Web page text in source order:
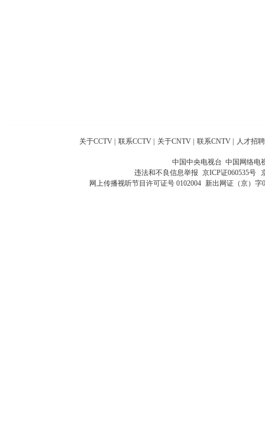
关于CCTV 联系CCTV 关于CNTV 联系CNTV 人才招聘
中国中央电视台 中国网络电
违法和不良信息举报 京ICP证060535号
网上传播视听节目许可证号 0102004 新出网证（京）